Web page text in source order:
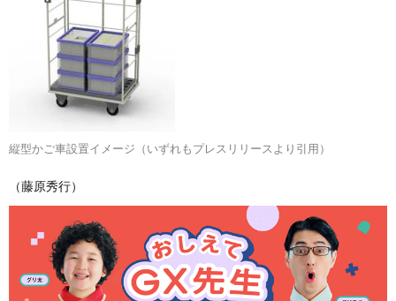
縦型かご車設置イメージ（いずれもプレスリリースより引用）
（藤原秀行）